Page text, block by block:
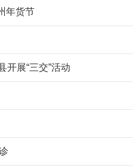
年货节
开展“三交”活动